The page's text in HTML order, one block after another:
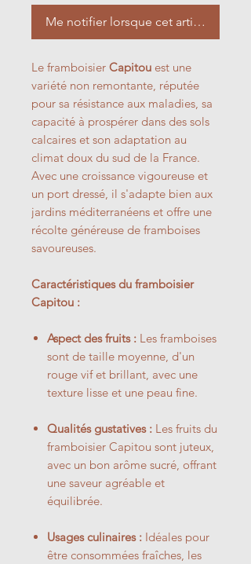
Me notifier lorsque cet article est
Le framboisier Capitou est une
variété non remontante, réputée
pour sa résistance aux maladies, sa
capacité à prospérer dans des sols
calcaires et son adaptation au
climat doux du sud de la France.
Avec une croissance vigoureuse et
un port dressé, il s'adapte bien aux
jardins méditerranéens et offre une
récolte généreuse de framboises
savoureuses.
Caractéristiques du framboisier
Capitou :
Aspect des fruits : Les framboises
sont de taille moyenne, d'un
rouge vif et brillant, avec une
texture lisse et une peau fine.
Qualités gustatives : Les fruits du
framboisier Capitou sont juteux,
avec un bon arôme sucré, offrant
une saveur agréable et
équilibrée.
Usages culinaires : Idéales pour
être consommées fraîches, les